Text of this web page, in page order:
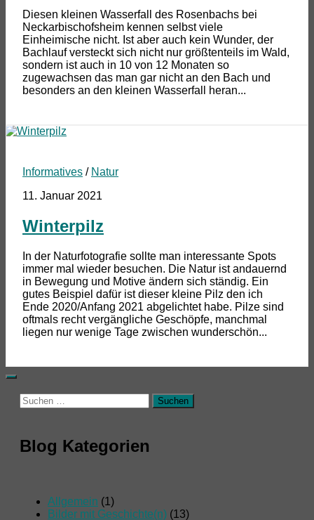
Diesen kleinen Wasserfall des Rosenbachs bei
Neckarbischofsheim kennen selbst viele
Einheimische nicht. Ist aber auch kein Wunder, der
Bachlauf versteckt sich nicht nur größtenteils im Wald,
sondern ist auch in 10 von 12 Monaten so
zugewachsen das man gar nicht an den Bach und
besonders an den kleinen Wasserfall heran...
Informatives / Natur
11. Januar 2021
Winterpilz
In der Naturfotografie sollte man interessante Spots
immer mal wieder besuchen. Die Natur ist andauernd
in Bewegung und Motive ändern sich ständig. Ein
gutes Beispiel dafür ist dieser kleine Pilz den ich
Ende 2020/Anfang 2021 abgelichtet habe. Pilze sind
oftmals recht vergängliche Geschöpfe, manchmal
liegen nur wenige Tage zwischen wunderschön...
Suchen
nach:
Blog Kategorien
Allgemein (1)
Bilder mit Geschichte(n) (13)